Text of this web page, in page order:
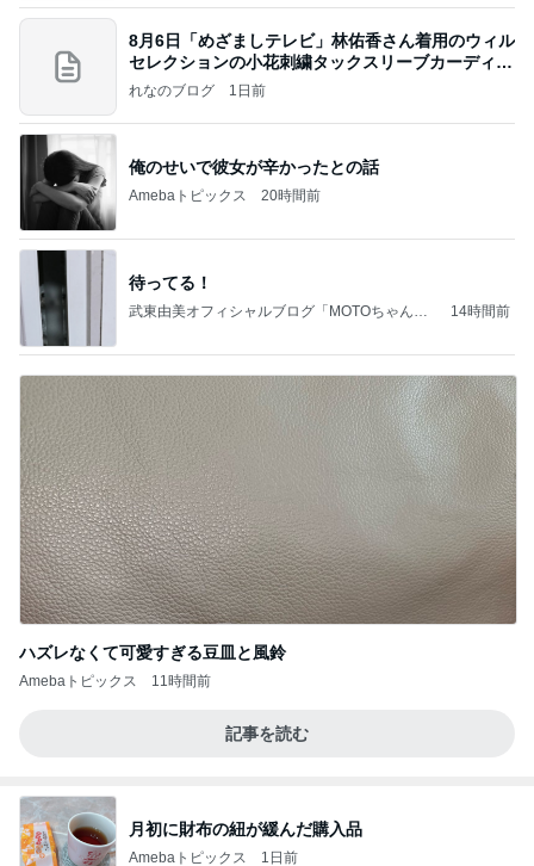
8月6日「めざましテレビ」林佑香さん着用のウィル
セレクションの小花刺繍タックスリーブカーディガ
ン
れなのブログ 1日前
俺のせいで彼女が辛かったとの話
Amebaトピックス 20時間前
待ってる！
武東由美オフィシャルブログ「MOTOちゃんと
14時間前
ハズレなくて可愛すぎる豆皿と風鈴
Amebaトピックス 11時間前
記事を読む
月初に財布の紐が緩んだ購入品
Amebaトピックス 1日前